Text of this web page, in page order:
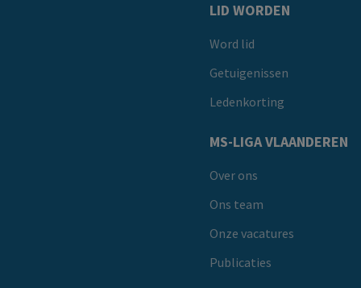
LID WORDEN
Word lid
Getuigenissen
Ledenkorting
MS-LIGA VLAANDEREN
Over ons
Ons team
Onze vacatures
Publicaties